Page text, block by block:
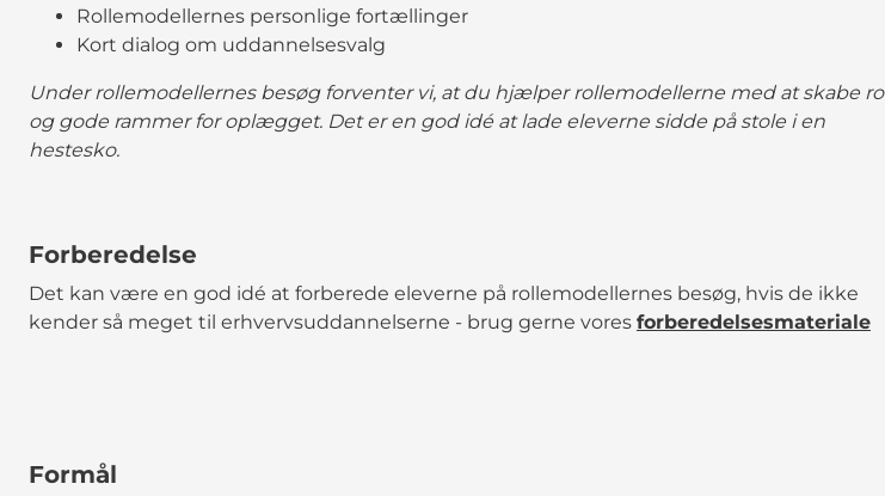
Rollemodellernes personlige fortællinger
Kort dialog om uddannelsesvalg
Under rollemodellernes besøg forventer vi, at du hjælper rollemodellerne med at skabe ro
og gode rammer for oplægget. Det er en god idé at lade eleverne sidde på stole i en
hestesko.
Forberedelse
Det kan være en god idé at forberede eleverne på rollemodellernes besøg, hvis de ikke
kender så meget til erhvervsuddannelserne - brug gerne vores forberedelsesmateriale
Formål